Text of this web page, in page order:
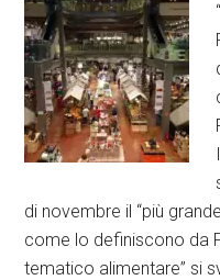
di novembre il “più
come lo definiscono da
tematico alimentare” si